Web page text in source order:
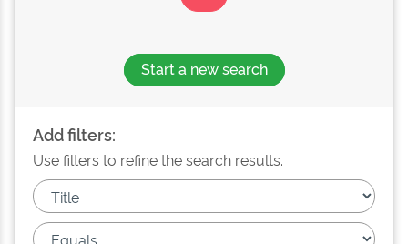
Start a new search
Add filters:
Use filters to refine the search results.